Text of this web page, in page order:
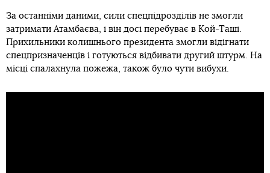
За останніми даними, сили спецпідрозділів не змогли
затримати Атамбаєва, і він досі перебуває в Кой-Таші.
Прихильники колишнього президента змогли відігнати
спецпризначенців і готуються відбивати другий штурм. На
місці спалахнула пожежа, також було чути вибухи.